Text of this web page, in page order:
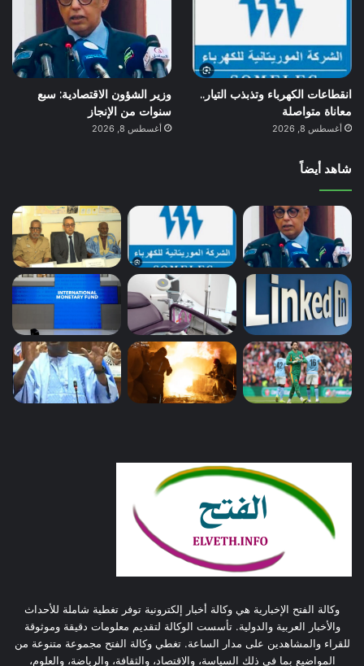
انقطاعات الكهرباء وتذبذب التيار..
معاناة متواصلة
أغسطس 8, 2026
وزير الشؤون الاقتصادية: سبع
سنوات من الإنجاز
أغسطس 8, 2026
شاهد أيضاً
وكالة الفتح الإخبارية هي وكالة أخبار إلكترونية توفر تغطية شاملة للأحداث
والأخبار العربية والدولية. تأسست الوكالة لتقديم معلومات دقيقة وموثوقة
للقراء والمشاهدين على مدار الساعة. تغطي وكالة الفتح مجموعة متنوعة من
المواضيع بما في ذلك السياسة، والاقتصاد، والثقافة، والرياضة، والعلوم،